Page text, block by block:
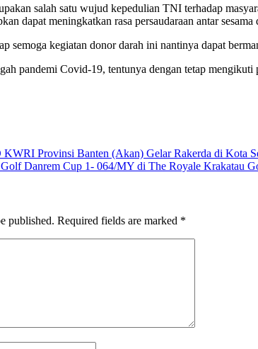
salah satu wujud kepedulian TNI terhadap
dapat meningkatkan rasa persaudaraan antar
semoga kegiatan donor darah ini nantinya dapat
pandemi Covid-19, tentunya dengan tetap
KWRI Provinsi Banten (Akan) Gelar Rakerda di Kota
Golf Danrem Cup 1- 064/MY di The Royale Krakatau
published. Required fields are marked *